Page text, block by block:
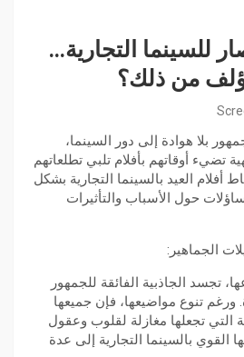
للسينما التجارية…
من ذلك؟
بلا هوادة إلى دور السينما،
تضيء أوقاتهم بأفلام تلبي تطلعاتهم
أفلام العيد بالسينما التجارية بشكل
حول الأسباب والتأثيرات
الجماهير:
تجسد الجاذبية الفائقة للجمهور
ورغم تنوع مواضيعها، فإن جميعها
التي تجعلها مغازلة لقلوب وعقول
القوي بالسينما التجارية إلى عدة